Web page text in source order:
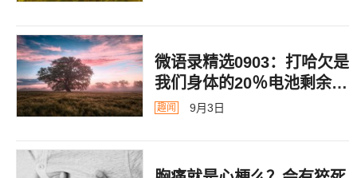
微语录精选0903：打哈欠是
我们身体的20％电池剩余警
告
趣闻 9月3日